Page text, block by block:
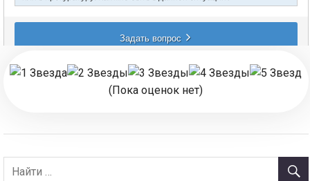
(Пока оценок нет)